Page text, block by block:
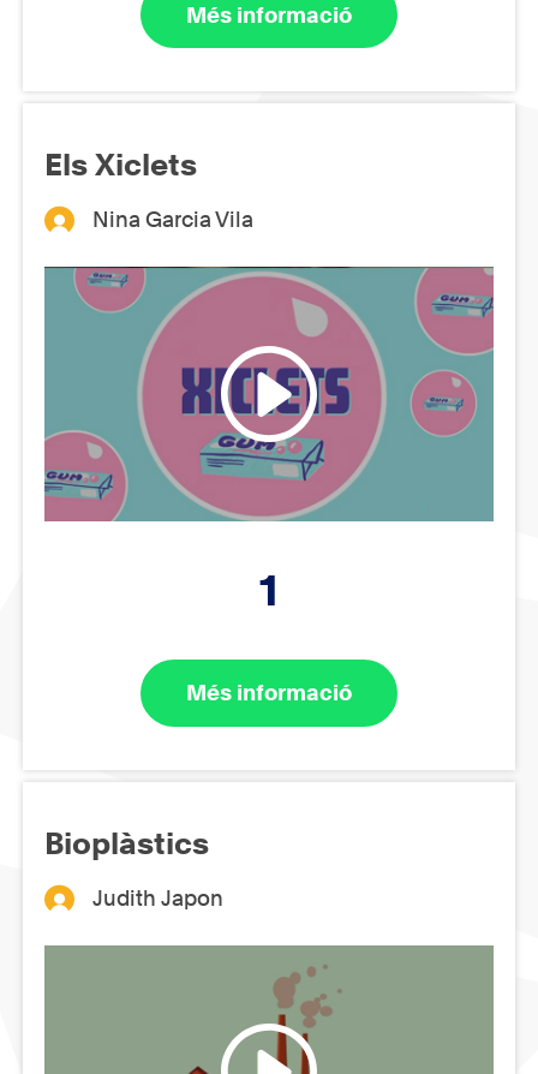
Més informació
Els Xiclets
Nina Garcia Vila
1
Més informació
Bioplàstics
Judith Japon